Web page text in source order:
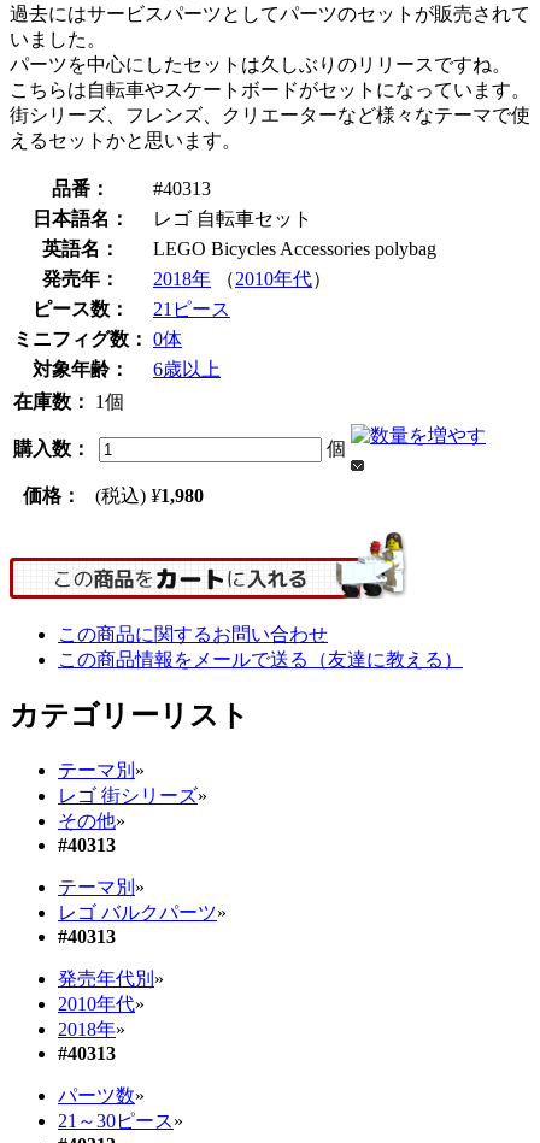
過去にはサービスパーツとしてパーツのセットが販売されて
いました。
パーツを中心にしたセットは久しぶりのリリースですね。
こちらは自転車やスケートボードがセットになっています。
街シリーズ、フレンズ、クリエーターなど様々なテーマで使
えるセットかと思います。
品番：
#40313
日本語名：
レゴ 自転車セット
英語名：
LEGO Bicycles Accessories polybag
発売年：
2018年 （2010年代）
ピース数：
21ピース
ミニフィグ数： 0体
対象年齢：
6歳以上
在庫数：
1個
購入数： 個
価格： (税込) ¥1,980
この商品に関するお問い合わせ
この商品情報をメールで送る（友達に教える）
カテゴリーリスト
テーマ別 »
レゴ 街シリーズ»
その他»
#40313
テーマ別 »
レゴ バルクパーツ»
#40313
発売年代別 »
2010年代»
2018年»
#40313
パーツ数»
21～30ピース»